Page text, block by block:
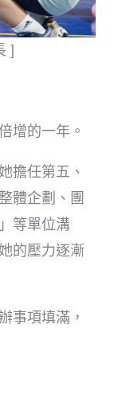
]
增的一年。
擔任第五、
體企劃、團
等單位溝
的壓力逐漸
事項填滿，